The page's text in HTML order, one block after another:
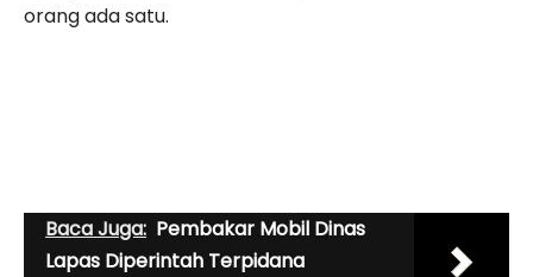
orang ada satu.
Baca Juga: Pembakar Mobil Dinas
Lapas Diperintah Terpidana